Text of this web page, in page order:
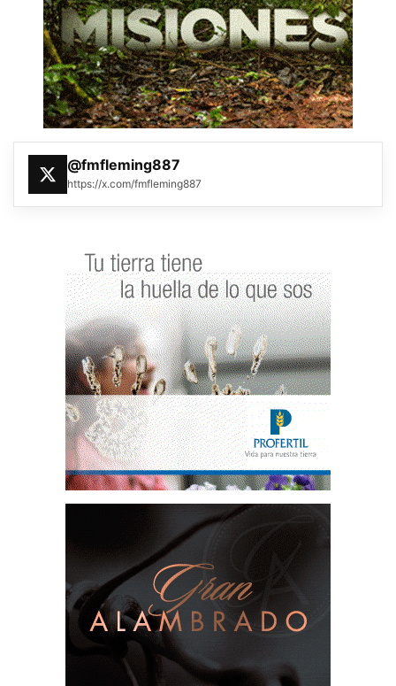
@fmfleming887
https://x.com/fmfleming887